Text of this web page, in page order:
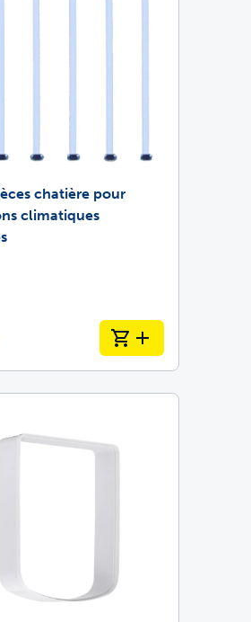
chatière pour
climatiques